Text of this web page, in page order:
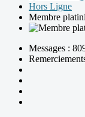
Hors Ligne
Membre
Messages :